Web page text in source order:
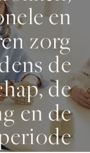
en
zorg
de
de
en de